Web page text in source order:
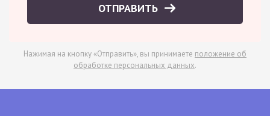
ОТПРАВИТЬ
Нажимая на кнопку «Отправить», вы принимаете положение об
обработке персональных данных.